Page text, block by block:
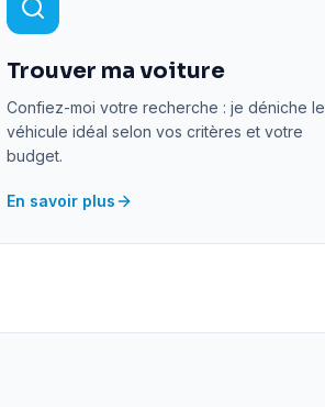
Trouver ma voiture
Confiez-moi votre recherche : je déniche le
véhicule idéal selon vos critères et votre
budget.
En savoir plus